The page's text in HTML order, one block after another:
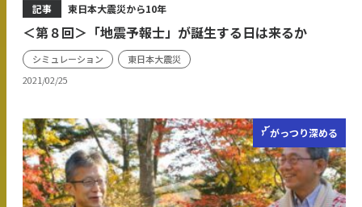
2021/02/25
記事 東日本大震災から10年
＜第８回＞「地震予報士」が誕生する日は来るか
シミュレーション 東日本大震災
がっつり深める